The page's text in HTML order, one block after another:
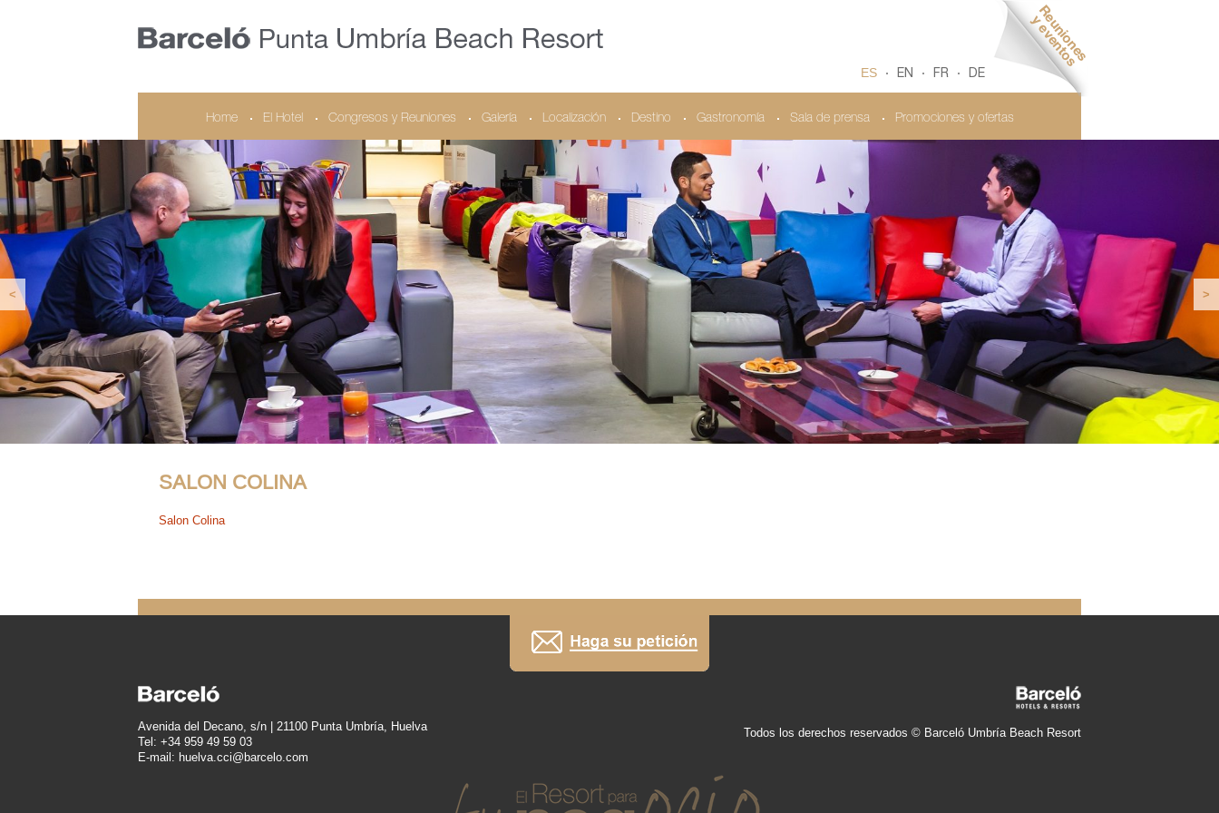
ES EN FR DE
Home El Hotel Congresos y Reuniones Galería Localización Destino Gastronomía Sala de prensa Promociones y ofertas
< >
SALON COLINA
Salon Colina
Avenida del Decano, s/n | 21100 Punta Umbría, Huelva
Tel: +34 959 49 59 03
E-mail: huelva.cci@barcelo.com
Todos los derechos reservados © Barceló Umbría Beach Resort